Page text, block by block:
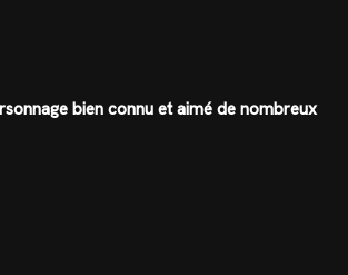
bien connu et aimé de nombreux